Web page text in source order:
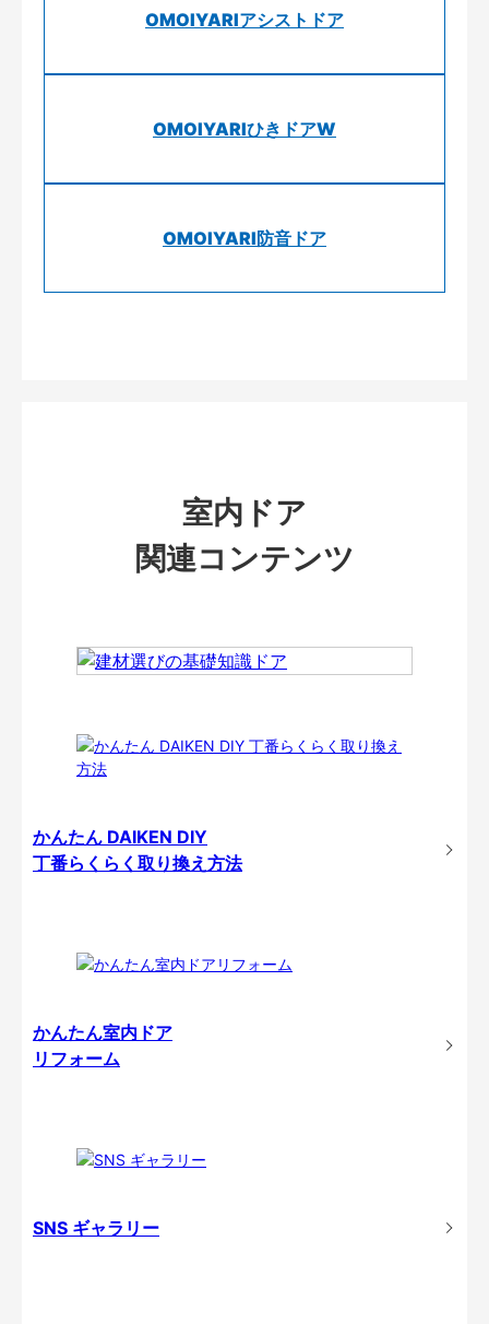
OMOIYARIアシストドア
OMOIYARIひきドアW
OMOIYARI防音ドア
室内ドア
関連コンテンツ
かんたん DAIKEN DIY
丁番らくらく取り換え方法
かんたん室内ドア
リフォーム
SNS ギャラリー